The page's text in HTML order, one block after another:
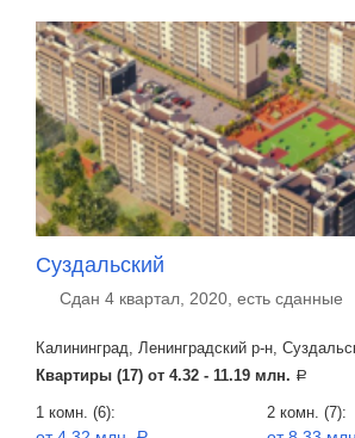
Суздальский
Сдан 4 квартал, 2020, есть сданные
Калининград, Ленинградский р-н,
Квартиры (17) от 4.32 - 11.19 млн. a
1 комн. (6): 2 комн. (7):